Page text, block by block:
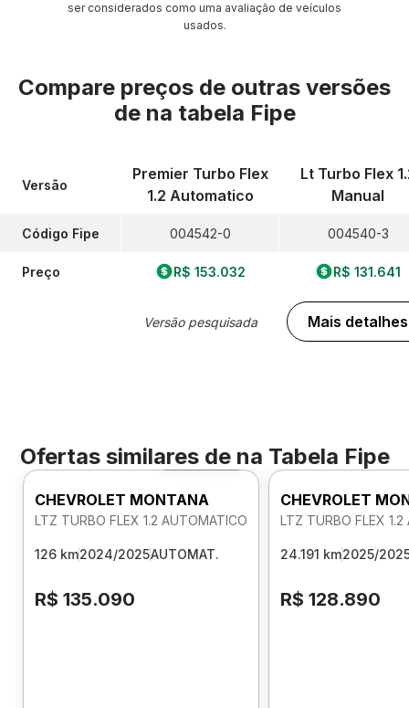
ser considerados como uma avaliação de veículos
usados.
Compare preços de outras versões
de na tabela Fipe
Versão
Código Fipe
Preço
Premier Turbo Flex
1.2 Automatico
004542-0
R$ 153.032
Versão pesquisada
Lt Turbo Flex
Manual
004540-3
R$ 131.641
Mais detalhes
Ofertas similares de na Tabela Fipe
Foto 360º
CHEVROLET MONTANA
LTZ TURBO FLEX 1.2 AUTOMATICO
126 km2024/2025AUTOMAT.
R$ 135.090
CHEVROLET
LTZ TURBO FLEX
24.191 km2025/
R$ 128.890